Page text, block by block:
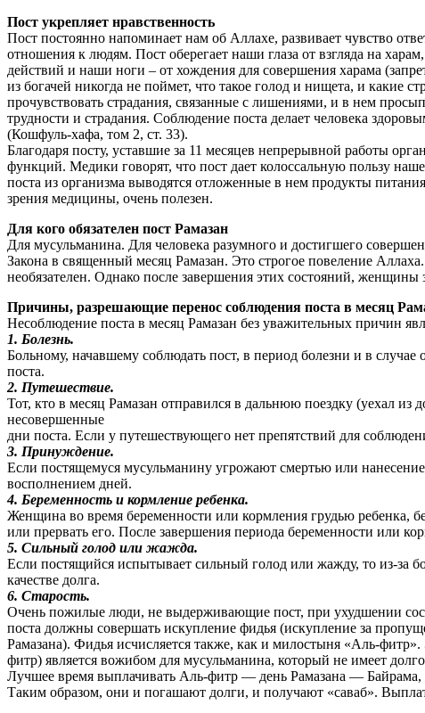
Пост укрепляет нравственность
Пост постоянно напоминает нам об Аллахе, развивает чувство
отношения к людям. Пост оберегает наши глаза от взгляда на
действий и наши ноги – от хождения для совершения харама
из богачей никогда не поймет, что такое голод и нищета, и какие
прочувствовать страдания, связанные с лишениями, и в нем
трудности и страдания. Соблюдение поста делает человека
(Кошфуль-хафа, том 2, ст. 33).
Благодаря посту, уставшие за 11 месяцев непрерывной работы
функций. Медики говорят, что пост дает колоссальную пользу
поста из организма выводятся отложенные в нем продукты
зрения медицины, очень полезен.
Для кого обязателен пост Рамазан
Для мусульманина. Для человека разумного и достигшего
Закона в священный месяц Рамазан. Это строгое повеление
необязателен. Однако после завершения этих состояний,
Причины, разрешающие перенос соблюдения поста в месяц
Несоблюдение поста в месяц Рамазан без уважительных причин
1. Болезнь.
Больному, начавшему соблюдать пост, в период болезни и в
поста.
2. Путешествие.
Тот, кто в месяц Рамазан отправился в дальнюю поездку (уехал
несовершенные
дни поста. Если у путешествующего нет препятствий для
3. Принуждение.
Если постящемуся мусульманину угрожают смертью или
восполнением дней.
4. Беременность и кормление ребенка.
Женщина во время беременности или кормления грудью ребенка,
или прервать его. После завершения периода беременности или
5. Сильный голод или жажда.
Если постящийся испытывает сильный голод или жажду, то из-за
качестве долга.
6. Старость.
Очень пожилые люди, не выдерживающие пост, при ухудшении
поста должны совершать искупление фидья (искупление за
Рамазана). Фидья исчисляется также, как и милостыня «Аль-
фитр) является вожибом для мусульманина, который не имеет
Лучшее время выплачивать Аль-фитр — день Рамазана — Байрама,
Таким образом, они и погашают долги, и получают «саваб».